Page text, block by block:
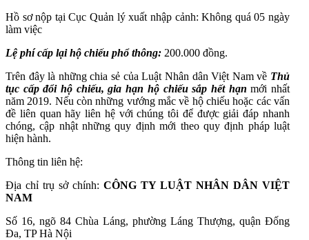
Hồ sơ nộp tại Cục Quản lý xuất nhập cảnh: Không quá 05 ngày
làm việc
Lệ phí cấp lại hộ chiếu phổ thông: 200.000 đồng.
Trên đây là những chia sẻ của Luật Nhân dân Việt Nam về Thủ
tục cấp đổi hộ chiếu, gia hạn hộ chiếu sắp hết hạn mới nhất
năm 2019. Nếu còn những vướng mắc về hộ chiếu hoặc các vấn
đề liên quan hãy liên hệ với chúng tôi để được giải đáp nhanh
chóng, cập nhật những quy định mới theo quy định pháp luật
hiện hành.
Thông tin liên hệ:
Địa chỉ trụ sở chính: CÔNG TY LUẬT NHÂN DÂN VIỆT
NAM
Số 16, ngõ 84 Chùa Láng, phường Láng Thượng, quận Đống
Đa, TP Hà Nội